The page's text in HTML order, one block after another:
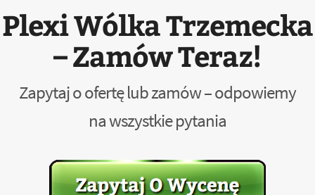
Plexi Wólka Trzemecka
– Zamów Teraz!
Zapytaj o ofertę lub zamów – odpowiemy
na wszystkie pytania